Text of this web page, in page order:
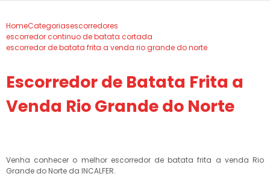
HomeCategoriasescorredores
escorredor continuo de batata cortada
escorredor de batata frita a venda rio grande do norte
Escorredor de Batata Frita a
Venda Rio Grande do Norte
Venha conhecer o melhor escorredor de batata frita a venda Rio
Grande do Norte da INCALFER.